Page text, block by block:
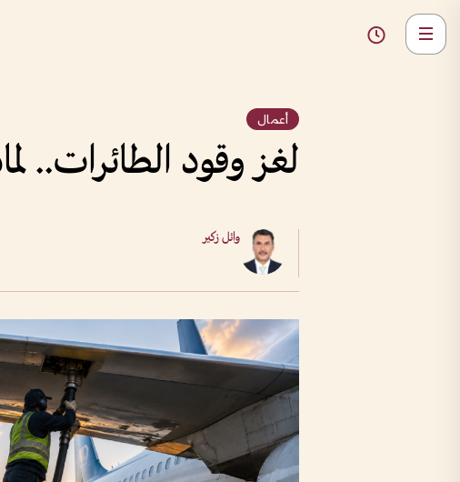
أعمال
لغز وقود الطائرات..
وائل زكير